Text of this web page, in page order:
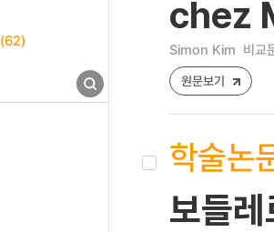
(62)
chez
Simon Kim 비
원문보기
학술논
보들